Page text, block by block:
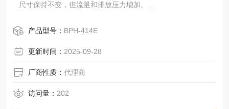
尺寸保持不变，但流量和排放压力增加。
调节流量。功耗极低，不产生电磁噪声。它可以处理各种液
体和气体，广泛应用于医疗、理化、机床等领域。
产品型号： BPH-414E
更新时间： 2025-09-28
厂商性质：代理商
访问量： 202